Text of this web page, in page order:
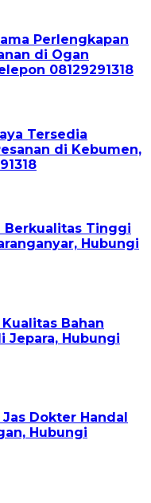
Perlengkapan
di Ogan
08129291318
Tersedia
di Kebumen,
Berkualitas Tinggi
Hubungi
Bahan
Jepara, Hubungi
Dokter Handal
Hubungi